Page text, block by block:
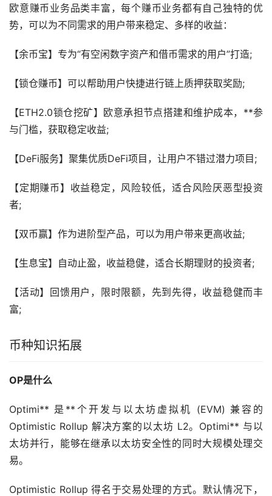
欧意赚币业务品类丰富，每个赚币业务都有自己独特的优
势，可以为不同需求的用户带来稳定、多样的收益：
【余币宝】专为“有空闲数字资产和借币需求的用户”打造;
【锁仓赚币】可以帮助用户快捷进行链上质押获取奖励;
【ETH2.0锁仓挖矿】欧意承担节点搭建和维护成本，**参
与门槛，获取稳定收益;
【DeFi服务】聚集优质DeFi项目，让用户不错过潜力项目;
【定期赚币】收益稳定，风险较低，适合风险厌恶型投资
者;
【双币赢】作为进阶型产品，可以为用户带来更高收益;
【生息宝】自动止盈，收益稳健，适合长期理财的投资者;
【活动】回馈用户，限时限额，先到先得，收益稳健而丰
富;
币种知识拓展
OP是什么
Optimi** 是**个开发与 以太坊 虚拟机 (EVM) 兼容的
Optimistic Rollup 解决方案的以太坊 L2。Optimi** 与以
太坊并行，能够在继承以太坊安全性的同时大规模处理交
易。
Optimistic Rollup 得名于交易处理的方式。默认情况下，